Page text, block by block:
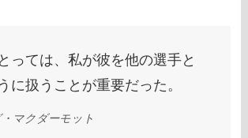
っては、私が彼を他の選手と
に扱うことが重要だった。
マクダーモット